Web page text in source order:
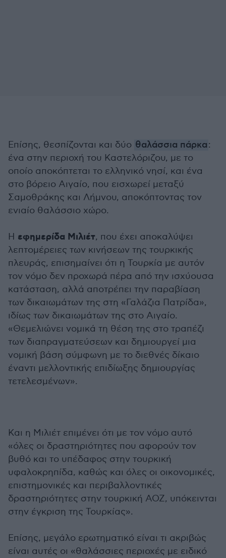
Επίσης, θεσπίζονται και δύο θαλάσσια πάρκα:
ένα στην περιοχή του Καστελόριζου, με το
οποίο αποκόπτεται το ελληνικό νησί, και ένα
στο βόρειο Αιγαίο, που εισχωρεί μεταξύ
Σαμοθράκης και Λήμνου, αποκόπτοντας τον
ενιαίο θαλάσσιο χώρο.
Η εφημερίδα Μιλιέτ, που έχει αποκαλύψει
λεπτομέρειες των κινήσεων της τουρκικής
πλευράς, επισημαίνει ότι η Τουρκία με αυτόν
τον νόμο δεν προχωρά πέρα από την ισχύουσα
κατάσταση, αλλά αποτρέπει την παραβίαση
των δικαιωμάτων της στη «Γαλάζια Πατρίδα»,
ιδίως των δικαιωμάτων της στο Αιγαίο.
«Θεμελιώνει νομικά τη θέση της στο τραπέζι
των διαπραγματεύσεων και δημιουργεί μια
νομική βάση σύμφωνη με το διεθνές δίκαιο
έναντι μελλοντικής επιδίωξης δημιουργίας
τετελεσμένων».
Και η Μιλιέτ επιμένει ότι με τον νόμο αυτό
«όλες οι δραστηριότητες που αφορούν τον
βυθό και το υπέδαφος στην τουρκική
υφαλοκρηπίδα, καθώς και όλες οι οικονομικές,
επιστημονικές και περιβαλλοντικές
δραστηριότητες στην τουρκική ΑΟΖ, υπόκεινται
στην έγκριση της Τουρκίας».
Επίσης, μεγάλο ερωτηματικό είναι τι ακριβώς
είναι αυτές οι «θαλάσσιες περιοχές με ειδικό